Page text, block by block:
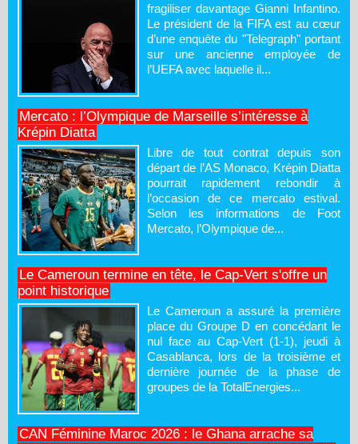
fragiliser davantage Gianni Infantino.
Le président de la FIFA est au cœur
d’une enquête du "Telegraph" portant
sur une ancienne employée de
l’UEFA avec laquelle il...
Mercato : l’Olympique de Marseille s’intéresse à
Krépin Diatta
Libre de tout contrat depuis son
départ de l’AS Monaco, Krépin Diatta
pourrait rapidement rebondir à
l’occasion de ce mercato estival.
Selon les informations de Foot
Mercato, l’Olympique de...
Le Cameroun termine en tête, le Cap-Vert s'offre un
point historique
Le Cameroun a assuré la première
place du Groupe D en concédant le
nul face au Cap-Vert (1-1), jeudi à
Casablanca, lors de la troisième et
dernière journée de la phase de
groupes de la TotalEnergies...
CAN Féminine Maroc 2026 : le Ghana arrache sa